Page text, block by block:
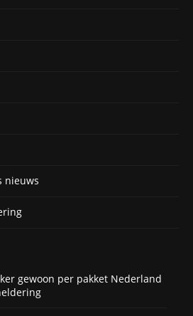
nieuws
gewoon per pakket Nederland